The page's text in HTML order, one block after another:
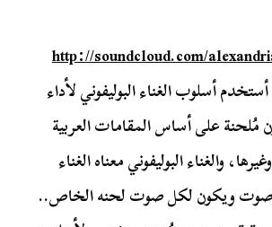
http://soundcloud.com/
أسلوب الغناء البوليفوني لأداء
فيها ال٣/٤ تون مُلحنة على أساس المقامات العربية
والغناء البوليفوني معناه الغناء
صوت ويكون لكل صوت لحنه الخاص..